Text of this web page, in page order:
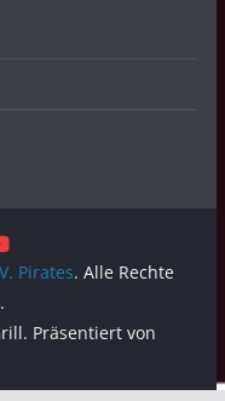
Pirates. Alle Rechte
Präsentiert von